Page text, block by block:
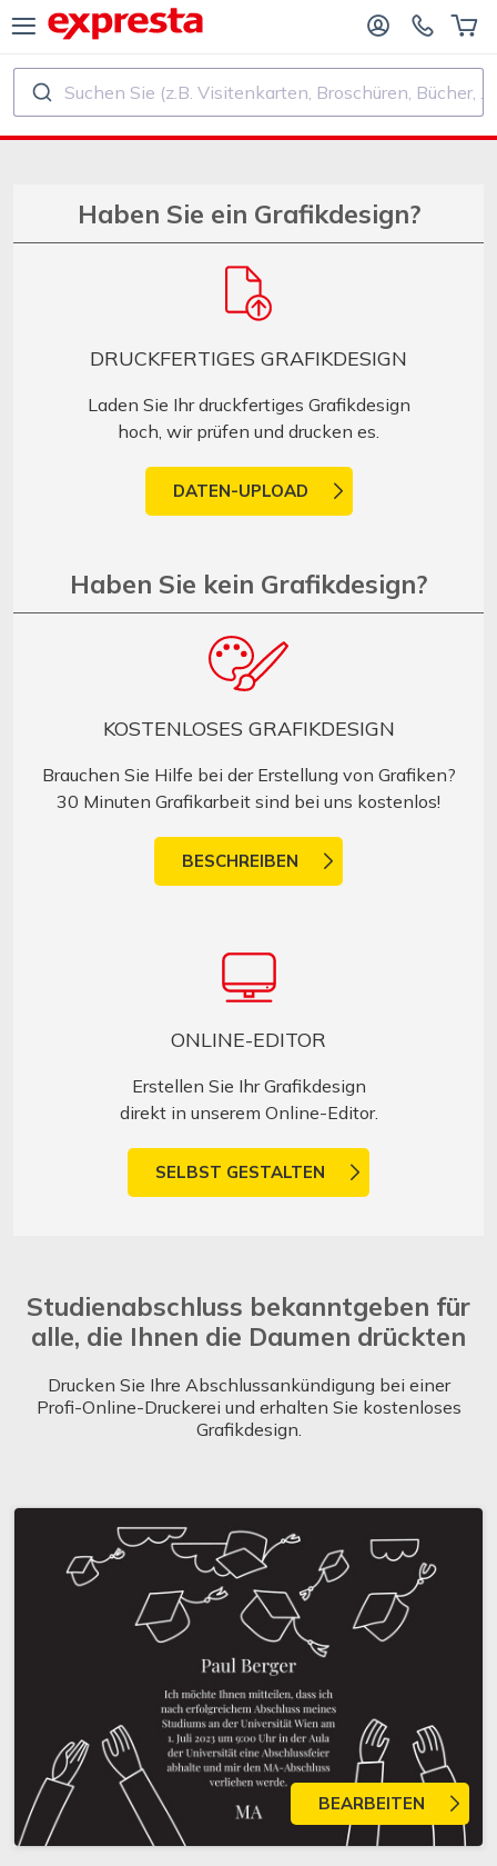
Stempel herstellen
PRODUKTE
VERLAGE UND AUTOREN
Suchen Sie (z.B. Visitenkarten, Broschüren, Bücher, ...)
Haben Sie ein Grafikdesign?
DRUCKFERTIGES GRAFIKDESIGN
Laden Sie Ihr druckfertiges Grafikdesign
hoch, wir prüfen und drucken es.
DATEN-UPLOAD
Haben Sie kein Grafikdesign?
KOSTENLOSES GRAFIKDESIGN
Brauchen Sie Hilfe bei der Erstellung von Grafiken?
30 Minuten Grafikarbeit sind bei uns kostenlos!
BESCHREIBEN
ONLINE-EDITOR
Erstellen Sie Ihr Grafikdesign
direkt in unserem Online-Editor.
SELBST GESTALTEN
Studienabschluss bekanntgeben für
alle, die Ihnen die Daumen drückten
Drucken Sie Ihre Abschlussankündigung bei einer
Profi-Online-Druckerei und erhalten Sie kostenloses
Grafikdesign.
BEARBEITEN